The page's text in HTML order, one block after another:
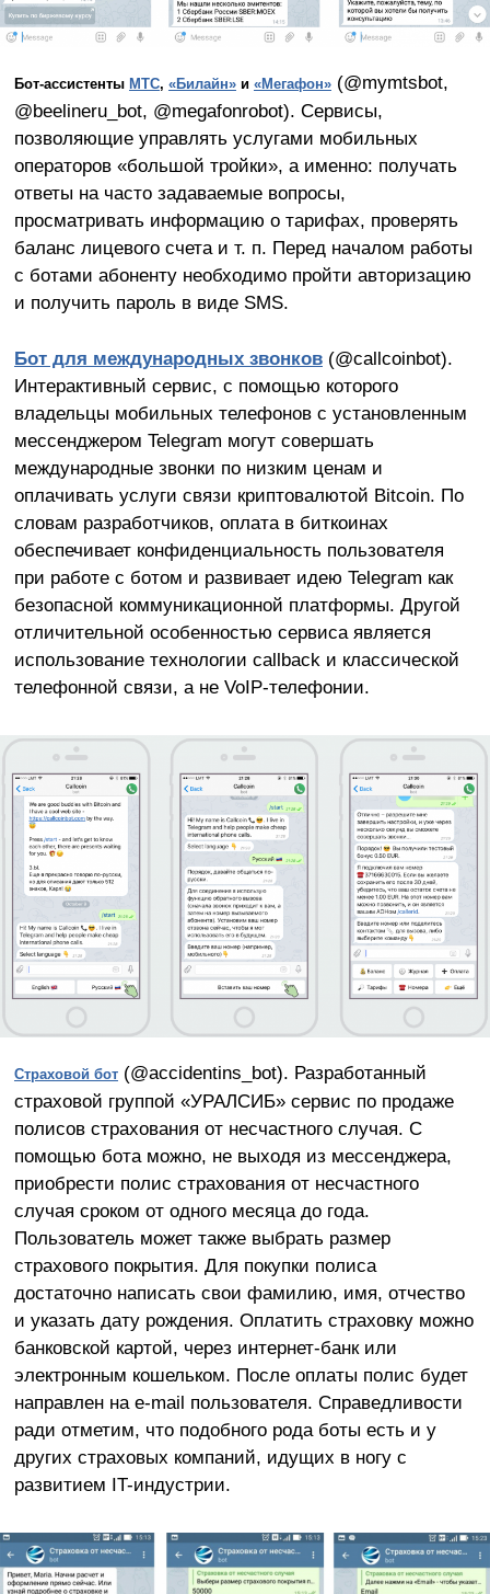
Бот-ассистенты МТС, «Билайн»и «Мегафон»(@mymtsbot,
@beelineru_bot, @megafonrobot). Сервисы,
позволяющие управлять услугами мобильных
операторов «большой тройки», а именно: получать
ответы на часто задаваемые вопросы,
просматривать информацию о тарифах, проверять
баланс лицевого счета и т. п. Перед началом работы
с ботами абоненту необходимо пройти авторизацию
и получить пароль в виде SMS.
Бот для международных звонков (@callcoinbot).
Интерактивный сервис, с помощью которого
владельцы мобильных телефонов с установленным
мессенджером Telegram могут совершать
международные звонки по низким ценам и
оплачивать услуги связи криптовалютой Bitcoin. По
словам разработчиков, оплата в биткоинах
обеспечивает конфиденциальность пользователя
при работе с ботом и развивает идею Telegram как
безопасной коммуникационной платформы. Другой
отличительной особенностью сервиса является
использование технологии callback и классической
телефонной связи, а не VoIP-телефонии.
Страховой бот(@accidentins_bot). Разработанный
страховой группой «УРАЛСИБ» сервис по продаже
полисов страхования от несчастного случая. С
помощью бота можно, не выходя из мессенджера,
приобрести полис страхования от несчастного
случая сроком от одного месяца до года.
Пользователь может также выбрать размер
страхового покрытия. Для покупки полиса
достаточно написать свои фамилию, имя, отчество
и указать дату рождения. Оплатить страховку можно
банковской картой, через интернет-банк или
электронным кошельком. После оплаты полис будет
направлен на e-mail пользователя. Справедливости
ради отметим, что подобного рода боты есть и у
других страховых компаний, идущих в ногу с
развитием IT-индустрии.